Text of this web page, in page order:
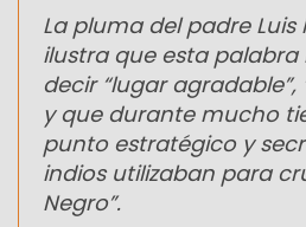
La pluma del padre Luis
ilustra que esta
decir “lugar
y que durante mucho
punto estratégico y
indios utilizaban para
Negro”.